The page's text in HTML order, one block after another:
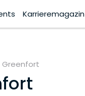
Karrieremagazin
Greenfort